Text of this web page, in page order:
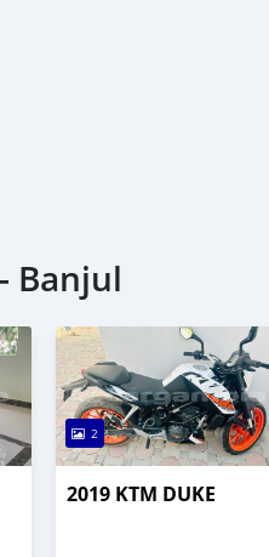
Banjul
2
2019 KTM DUKE